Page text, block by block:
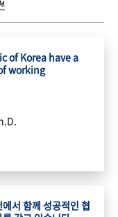
of Korea have a
working
서 함께 성공적인 협